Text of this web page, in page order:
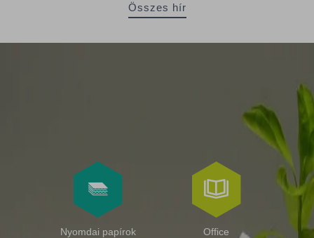
Összes hír
Nyomdai papírok Office